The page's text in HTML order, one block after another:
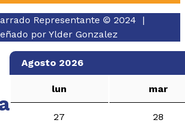
Representante © 2024 |
por Ylder Gonzalez
Agosto 2026
lun mar
27
28